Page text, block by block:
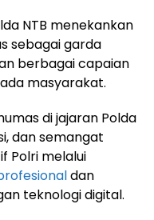
NTB menekankan
sebagai garda
berbagai capaian
masyarakat.
di jajaran Polda
dan semangat
Polri melalui
dan
teknologi digital.